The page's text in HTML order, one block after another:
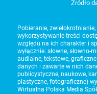
Źródło
Pobieranie,
wykorzystywanie treści
względu na ich charakter i
wyłącznie: słowne,
audialne, tekstowe,
danych i zawarte w nich
publicystyczne, naukowe,
plastyczne, fotograficzne)
Wirtualna Polska Media